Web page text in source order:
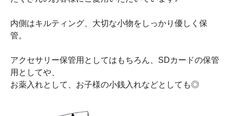
内側はキルティング、大切な小物をしっかり優しく保
管。
アクセサリー保管用としてはもちろん、SDカードの保管
用としてや、
お薬入れとして、お子様の小銭入れなどとしても◎